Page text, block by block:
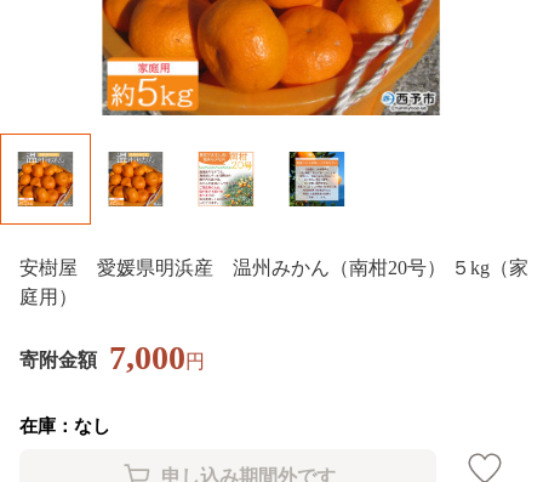
安樹屋 愛媛県明浜産 温州みかん（南柑20号） ５kg（家
庭用）
寄附金額 7,000円
在庫：なし